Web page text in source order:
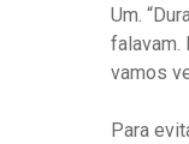
Um.
falavam.
vamos
Para